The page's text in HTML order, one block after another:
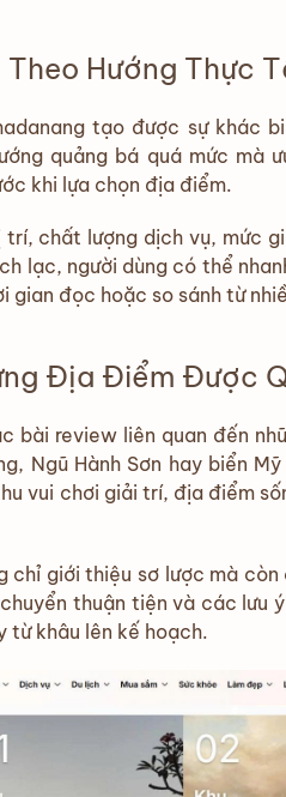
Hướng Thực
tạo được sự khác
quảng bá quá mức mà
khi lựa chọn địa điểm.
chất lượng dịch vụ, mức
lạc, người dùng có thể
đọc hoặc so sánh từ
Địa Điểm Được
bài review liên quan đến
Ngũ Hành Sơn hay biển
vui chơi giải trí, địa điểm
giới thiệu sơ lược mà
thuận tiện và các lưu
từ khâu lên kế hoạch.